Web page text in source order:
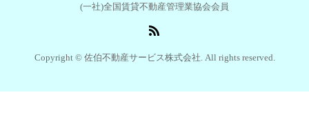
(一社)全国賃貸不動産管理業協会会員
Copyright © 佐伯不動産サービス株式会社. All rights reserved.